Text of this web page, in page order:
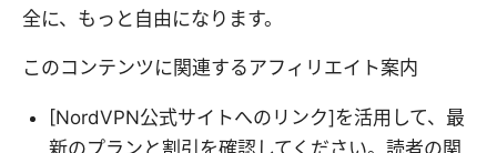
全に、もっと自由になります。
このコンテンツに関連するアフィリエイト案内
[NordVPN公式サイトへのリンク]を活用して、最
新のプランと割引を確認してください。読者の関